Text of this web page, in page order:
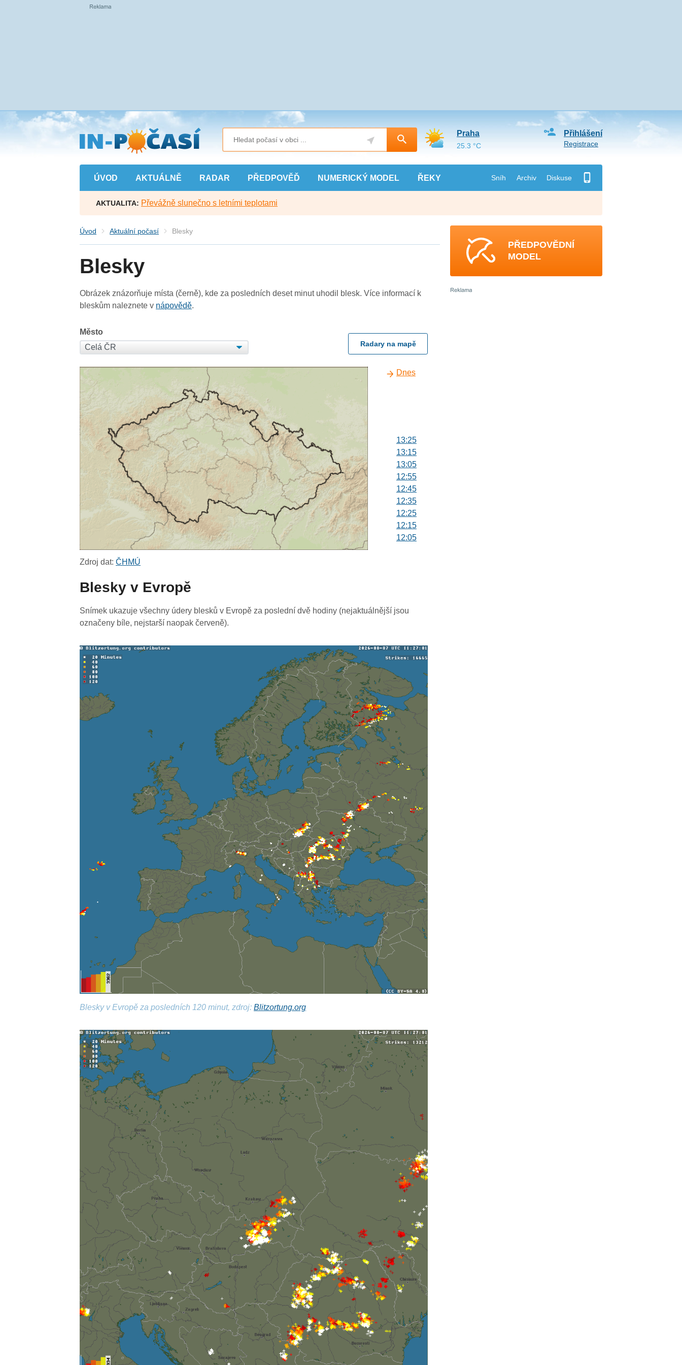
Přejít
na
hlavní
obsah
ÚVOD AKTUÁLNĚ RADAR PŘEDPOVĚĎ NUMERICKÝ MODEL ŘEKY Sníh Archiv Diskuse
Přihlášení
Registrace
Praha
25.3 °C
AKTUALITA: Převážně slunečno s letními teplotami
Úvod Aktuální počasí Blesky
Blesky
Obrázek znázorňuje místa (černě), kde za posledních deset minut uhodil blesk. Více informací k
bleskům naleznete v nápovědě.
Město
Radary na mapě
Dnes
13:25
13:15
13:05
12:55
12:45
12:35
12:25
12:15
12:05
11:05
10:35
10:25
Zdroj dat:ČHMÚ
Blesky v Evropě
Snímek ukazuje všechny údery blesků v Evropě za poslední dvě hodiny (nejaktuálnější jsou
označeny bíle, nejstarší naopak červeně).
Blesky v Evropě za posledních 120 minut, zdroj:Blitzortung.org
PŘEDPOVĚDNÍ
MODEL